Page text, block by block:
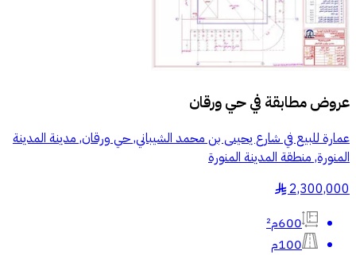
عروض مطابقة فيحي ورقان
عمارة للبيع في شارع يحيىى بن محمد الشيباني, حي ورقان, مدينة المدينة
المنورة, منطقة المدينة المنورة
2,300,000
§
600م²
100م